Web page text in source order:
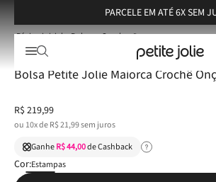
PARCELE EM ATÉ 6X SEM
Bolsas Sacola Bolsa Petite Jolie Maiorca Crochê Onça PJ11380
☆☆
Bolsa Petite Jolie Maiorca Crochê
R$ 219,99
ou 10x deR$21,99sem juros
GanheR$ 44,00de Cashback
Cor:Estampas